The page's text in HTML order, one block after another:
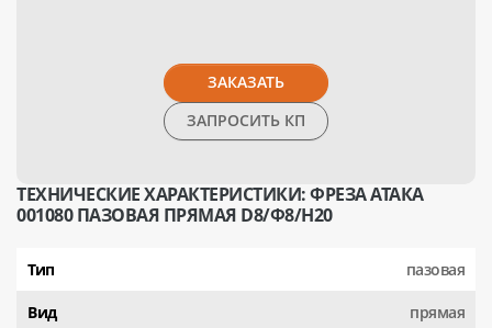
ЗАКАЗАТЬ
ЗАПРОСИТЬ КП
ТЕХНИЧЕСКИЕ ХАРАКТЕРИСТИКИ: ФРЕЗА АТАКА
001080 ПАЗОВАЯ ПРЯМАЯ D8/Ф8/H20
Тип пазовая
Вид прямая